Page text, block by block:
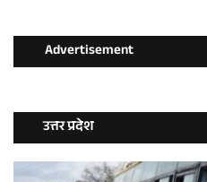
Advertisement
उत्तर प्रदेश